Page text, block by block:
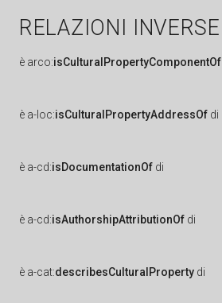
RELAZIONI INVERSE
è arco:isCulturalPropertyComponentOf
è a-loc:isCulturalPropertyAddressOf di
è a-cd:isDocumentationOf di
è a-cd:isAuthorshipAttributionOf di
è a-cat:describesCulturalProperty di